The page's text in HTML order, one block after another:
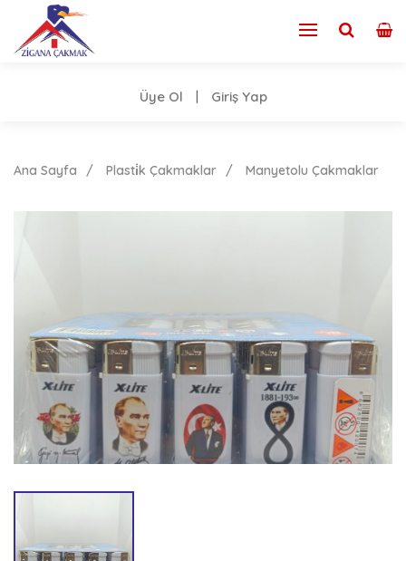
Üye Ol Giriş Yap
Ana Sayfa Plasti̇k Çakmaklar Manyetolu Çakmaklar